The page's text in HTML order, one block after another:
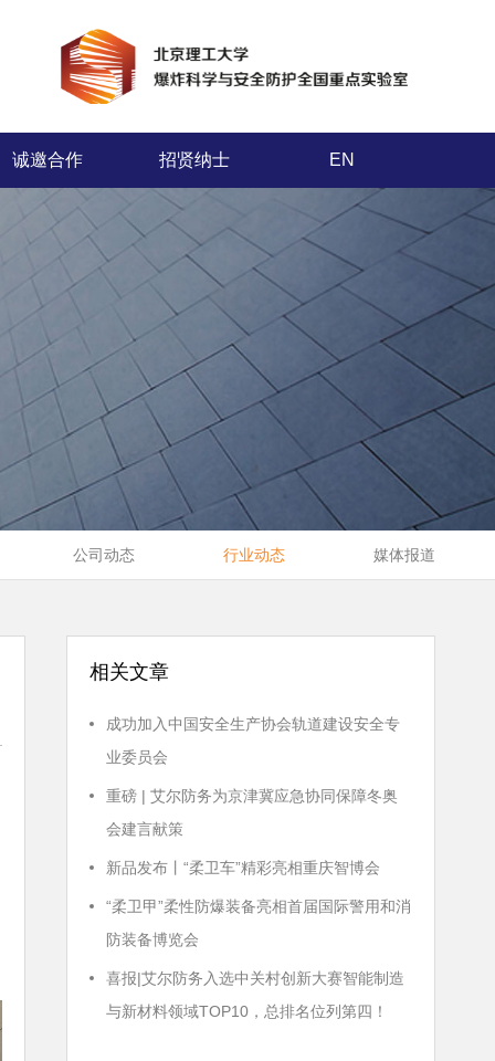
诚邀合作 招贤纳士 EN
公司动态 行业动态 媒体报道
相关文章
成功加入中国安全生产协会轨道建设安全专
业委员会
重磅 | 艾尔防务为京津冀应急协同保障冬奥
会建言献策
新品发布丨“柔卫车”精彩亮相重庆智博会
“柔卫甲”柔性防爆装备亮相首届国际警用和消
防装备博览会
喜报|艾尔防务入选中关村创新大赛智能制造
与新材料领域TOP10，总排名位列第四！